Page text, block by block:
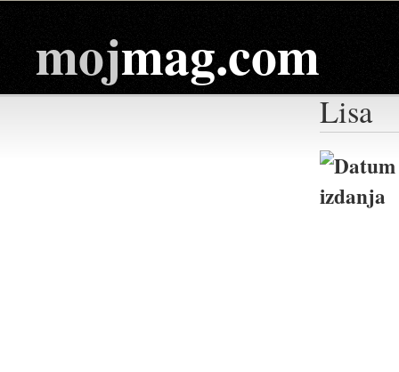
mojmag.com
Lisa